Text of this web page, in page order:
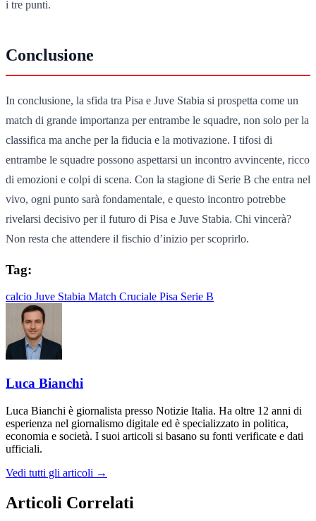
i tre punti.
Conclusione
In conclusione, la sfida tra Pisa e Juve Stabia si prospetta come un
match di grande importanza per entrambe le squadre, non solo per la
classifica ma anche per la fiducia e la motivazione. I tifosi di
entrambe le squadre possono aspettarsi un incontro avvincente, ricco
di emozioni e colpi di scena. Con la stagione di Serie B che entra nel
vivo, ogni punto sarà fondamentale, e questo incontro potrebbe
rivelarsi decisivo per il futuro di Pisa e Juve Stabia. Chi vincerà?
Non resta che attendere il fischio d’inizio per scoprirlo.
Tag:
calcio Juve Stabia Match Cruciale Pisa Serie B
Luca Bianchi
Luca Bianchi è giornalista presso Notizie Italia. Ha oltre 12 anni di
esperienza nel giornalismo digitale ed è specializzato in politica,
economia e società. I suoi articoli si basano su fonti verificate e dati
ufficiali.
Vedi tutti gli articoli →
Articoli Correlati